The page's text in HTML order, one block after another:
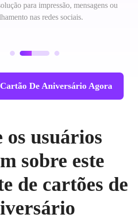
para impressão, mensagens ou
nas redes sociais.
De Aniversário Agora
os usuários
sobre este
de cartões de